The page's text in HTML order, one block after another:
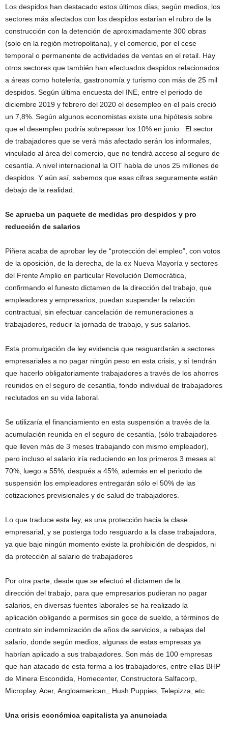
Los despidos han destacado estos últimos días, según medios, los
sectores más afectados con los despidos estarían el rubro de la
construcción con la detención de aproximadamente 300 obras
(solo en la región metropolitana), y el comercio, por el cese
temporal o permanente de actividades de ventas en el retail. Hay
otros sectores que también han efectuados despidos relacionados
a áreas como hotelería, gastronomía y turismo con más de 25 mil
despidos. Según última encuesta del INE, entre el periodo de
diciembre 2019 y febrero del 2020 el desempleo en el país creció
un 7,8%. Según algunos economistas existe una hipótesis sobre
que el desempleo podría sobrepasar los 10% en junio. El sector
de trabajadores que se verá más afectado serán los informales,
vinculado al área del comercio, que no tendrá acceso al seguro de
cesantía. A nivel internacional la OIT habla de unos 25 millones de
despidos. Y aún así, sabemos que esas cifras seguramente están
debajo de la realidad.
Se aprueba un paquete de medidas pro despidos y pro
reducción de salarios
Piñera acaba de aprobar ley de “protección del empleo”, con votos
de la oposición, de la derecha, de la ex Nueva Mayoría y sectores
del Frente Amplio en particular Revolución Democrática,
confirmando el funesto dictamen de la dirección del trabajo, que
empleadores y empresarios, puedan suspender la relación
contractual, sin efectuar cancelación de remuneraciones a
trabajadores, reducir la jornada de trabajo, y sus salarios.
Esta promulgación de ley evidencia que resguardarán a sectores
empresariales a no pagar ningún peso en esta crisis, y sí tendrán
que hacerlo obligatoriamente trabajadores a través de los ahorros
reunidos en el seguro de cesantía, fondo individual de trabajadores
reclutados en su vida laboral.
Se utilizaría el financiamiento en esta suspensión a través de la
acumulación reunida en el seguro de cesantía, (sólo trabajadores
que lleven más de 3 meses trabajando con mismo empleador),
pero incluso el salario iría reduciendo en los primeros 3 meses al:
70%, luego a 55%, después a 45%, además en el periodo de
suspensión los empleadores entregarán sólo el 50% de las
cotizaciones previsionales y de salud de trabajadores.
Lo que traduce esta ley, es una protección hacia la clase
empresarial, y se posterga todo resguardo a la clase trabajadora,
ya que bajo ningún momento existe la prohibición de despidos, ni
da protección al salario de trabajadores
Por otra parte, desde que se efectuó el dictamen de la
dirección del trabajo, para que empresarios pudieran no pagar
salarios, en diversas fuentes laborales se ha realizado la
aplicación obligando a permisos sin goce de sueldo, a términos de
contrato sin indemnización de años de servicios, a rebajas del
salario, donde según medios, algunas de estas empresas ya
habrían aplicado a sus trabajadores. Son más de 100 empresas
que han atacado de esta forma a los trabajadores, entre ellas BHP
de Minera Escondida, Homecenter, Constructora Salfacorp,
Microplay, Acer, Angloamerican,, Hush Puppies, Telepizza, etc.
Una crisis económica capitalista ya anunciada